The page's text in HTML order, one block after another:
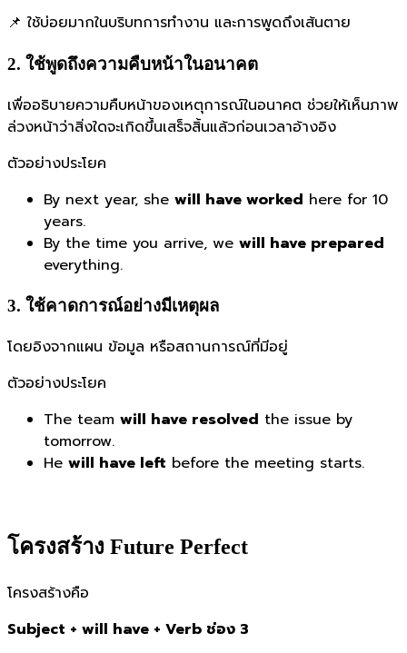
📌 ใช้บ่อยมากในบริบทการทำงาน และการพูดถึงเส้นตาย
2. ใช้พูดถึงความคืบหน้าในอนาคต
เพื่ออธิบายความคืบหน้าของเหตุการณ์ในอนาคต ช่วยให้เห็นภาพ
ล่วงหน้าว่าสิ่งใดจะเกิดขึ้นเสร็จสิ้นแล้วก่อนเวลาอ้างอิง
ตัวอย่างประโยค
By next year, she will have worked here for 10
years.
By the time you arrive, we will have prepared
everything.
3. ใช้คาดการณ์อย่างมีเหตุผล
โดยอิงจากแผน ข้อมูล หรือสถานการณ์ที่มีอยู่
ตัวอย่างประโยค
The team will have resolved the issue by
tomorrow.
He will have left before the meeting starts.
โครงสร้าง Future Perfect
โครงสร้างคือ
Subject + will have + Verb ช่อง 3